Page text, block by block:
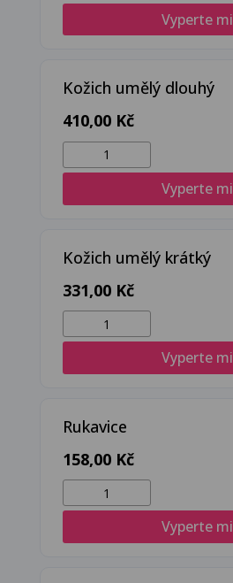
pravý
krátký
Vyperte mi
Kožich umělý dlouhý
410,00 Kč
Kožich
umělý
dlouhý
Vyperte mi
Kožich umělý krátký
331,00 Kč
Kožich
umělý
krátký
Vyperte mi
Rukavice
158,00 Kč
Rukavice
množství
Vyperte mi